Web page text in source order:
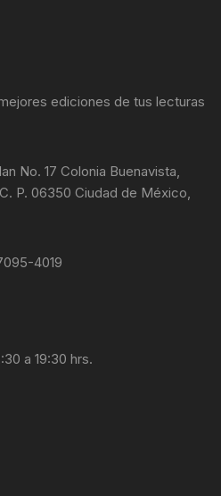
ediciones de tus lecturas
No. 17 Colonia Buenavista,
P. 06350 Ciudad de México,
4019
a 19:30 hrs.